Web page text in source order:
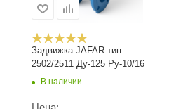
Задвижка JAFAR тип
2502/2511 Ду-125 Ру-10/16
В наличии